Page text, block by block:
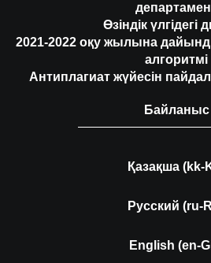
Өзіндік үлгідегі
2021-2022 оқу жылына
алгоритмі
Антиплагиат жүйесін
Байланыс
Қазақша (kk-
Русский (ru-
English (en-